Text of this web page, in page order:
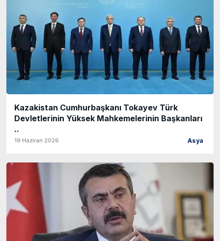
Kazakistan Cumhurbaşkanı Tokayev Türk
Devletlerinin Yüksek Mahkemelerinin Başkanları
..
19 Haziran 2026 Asya